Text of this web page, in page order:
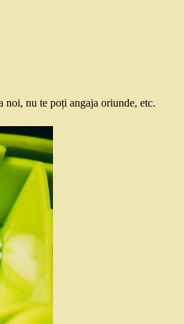
noi, nu te poți angaja oriunde, etc.